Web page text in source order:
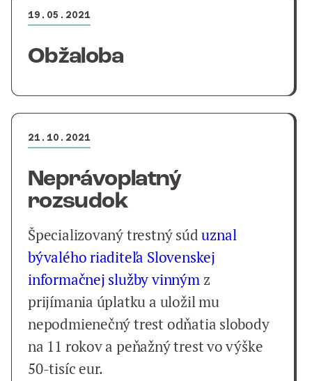
19.05.2021
Obžaloba
21.10.2021
Neprávoplatný
rozsudok
Špecializovaný trestný súduznal
bývalého riaditeľa Slovenskej
informačnej služby vinnýmz
prijímania úplatku a uložil mu
nepodmienečný trest odňatia slobody
na 11 rokov a peňažný trest vo výške
50-tisíc eur.